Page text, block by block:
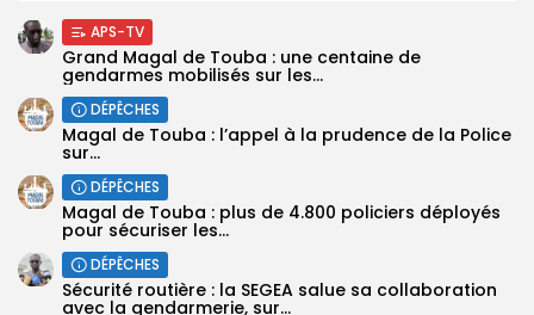
APS-TV
Grand Magal de Touba : une centaine de
gendarmes mobilisés sur les...
DÉPÊCHES
Magal de Touba : l’appel à la prudence de la Police
sur...
DÉPÊCHES
Magal de Touba : plus de 4.800 policiers déployés
pour sécuriser les...
DÉPÊCHES
Sécurité routière : la SEGEA salue sa collaboration
avec la gendarmerie, sur...